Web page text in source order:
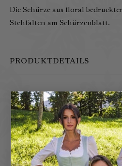
Die Schürze aus floral
Stehfalten am Schürzenblatt.
PRODUKTDETAILS
Dazu